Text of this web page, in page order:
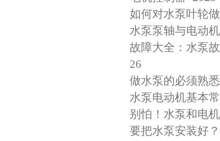
如何对水泵叶轮
水泵泵轴与电动
故障大全：水泵
26
做水泵的必须熟
水泵电动机基本
别怕！水泵和电
要把水泵安装好